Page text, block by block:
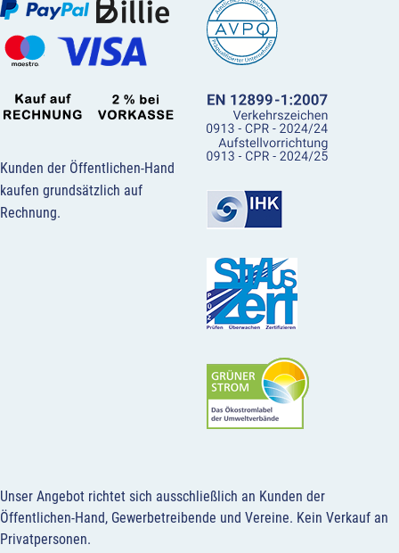
Kunden der Öffentlichen-Hand
kaufen grundsätzlich auf
Rechnung.
Unser Angebot richtet sich ausschließlich an Kunden der
Öffentlichen-Hand, Gewerbetreibende und Vereine. Kein Verkauf an
Privatpersonen.